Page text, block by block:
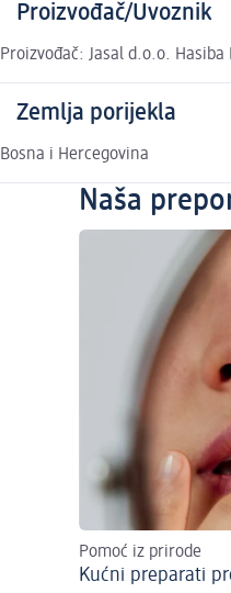
Proizvođač/Uvoznik
Proizvođač: Jasal d.o.o.
Zemlja porijekla
Bosna i Hercegovina
Naša
Pomoć iz prirode
Kućni preparati